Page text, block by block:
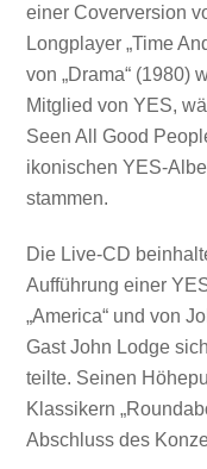
einer Coverversion
Longplayer „Time
von „Drama“ (1980)
Mitglied von YES,
Seen All Good
ikonischen YES-
stammen.
Die Live-CD
Aufführung einer
„America“ und von
Gast John Lodge
teilte. Seinen
Klassikern
Abschluss des